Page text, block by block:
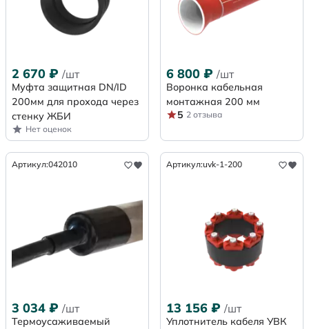
2 670 ₽ /шт
Муфта защитная DN/ID
200мм для прохода через
стенку ЖБИ
Нет оценок
6 800 ₽ /шт
Воронка кабельная
монтажная 200 мм
5 2 отзыва
Артикул:042010
3 034 ₽ /шт
Термоусаживаемый
Артикул:uvk-1-200
13 156 ₽ /шт
Уплотнитель кабеля УВК